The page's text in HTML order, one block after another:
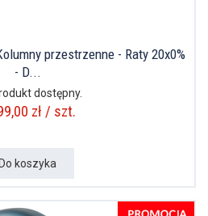
przestrzenne - Raty 20x0%
- D...
dostępny.
zł / szt.
Do koszyka